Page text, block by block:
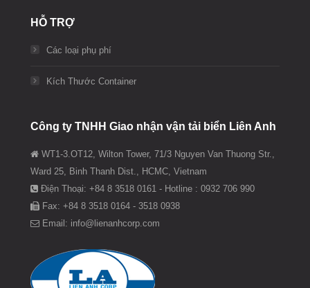
HỖ TRỢ
Các loại phụ phí
Kích Thước Container
Công ty TNHH Giao nhận vận tải biển Liên Anh
WT1-3.OT12, Wilton Tower, 71/3 Nguyen Van Thuong Str.,
Ward 25, Binh Thanh Dist., HCMC, Vietnam
Điện Thoại: +84 8 3518 0161 - Hotline : 0932 706 990
Fax: +84 8 3518 0164 - 3518 0938
Email: info@lienanhcorp.com